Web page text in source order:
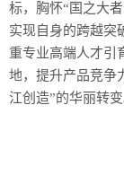
标，胸怀“国之大
实现自身的跨越突
重专业高端人才引
地，提升产品竞争
江创造”的华丽转变